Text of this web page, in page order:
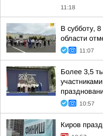
11:18
В субботу, 8
области
11:07
Более 3,5
10:57
Киров